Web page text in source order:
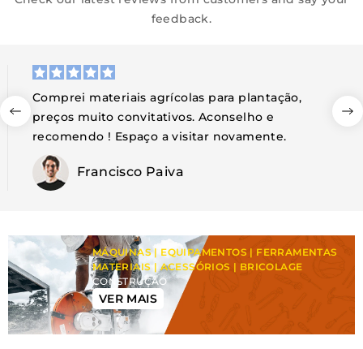
feedback.
Acompanhamento ao cliente 5 estrelas,
consegui encontrar o que procurava, equipa de
apoio ao cliente incansável ! Obrigado.
Liliana Branco
MÁQUINAS | EQUIPAMENTOS | FERRAMENTAS
MATERIAIS | ACESSÓRIOS | BRICOLAGE
CONSTRUÇÃO
VER MAIS